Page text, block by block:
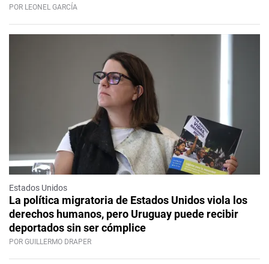
POR LEONEL GARCÍA
Estados Unidos
La política migratoria de Estados Unidos viola los
derechos humanos, pero Uruguay puede recibir
deportados sin ser cómplice
POR GUILLERMO DRAPER